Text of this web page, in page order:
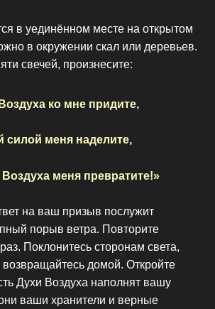
в уединённом месте на открытом
в окружении скал или деревьев.
свечей, произнесите:
ко мне придите,
силой меня наделите,
Воздуха меня превратите!»
на ваш призыв послужит
порыв ветра. Повторите
Поклонитесь сторонам света,
возвращайтесь домой. Откройте
Духи Воздуха наполнят вашу
ваши хранители и верные